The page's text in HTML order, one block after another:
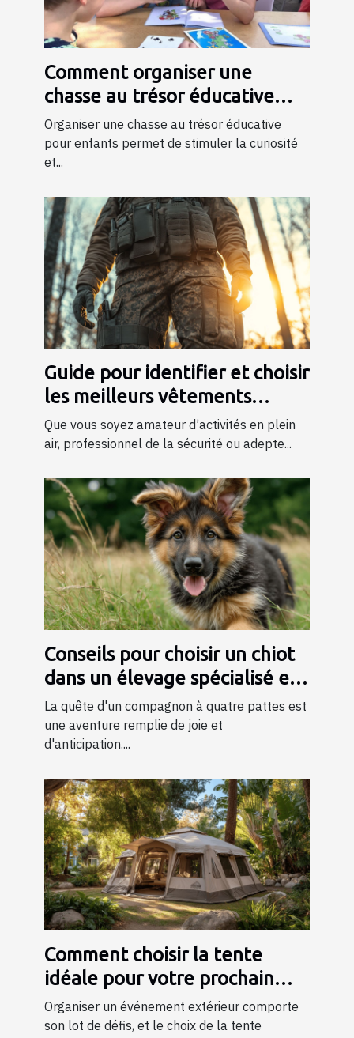
Comment organiser une
chasse au trésor éducative
pour enfants
Organiser une chasse au trésor éducative
pour enfants permet de stimuler la curiosité
et...
Guide pour identifier et choisir
les meilleurs vêtements
tactiques
Que vous soyez amateur d’activités en plein
air, professionnel de la sécurité ou adepte...
Conseils pour choisir un chiot
dans un élevage spécialisé en
bergers
La quête d'un compagnon à quatre pattes est
une aventure remplie de joie et
d'anticipation....
Comment choisir la tente
idéale pour votre prochain
événement ?
Organiser un événement extérieur comporte
son lot de défis, et le choix de la tente